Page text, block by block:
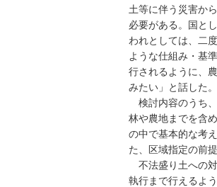
土等に伴う災害か
必要がある。国と
われとしては、二
ような仕組み・基
行されるように、
みたい」と話した。
検討内容のうち
林や農地までを含
の中で基本的な考
た、区域指定の前
不法盛り土への
執行まで行えるよ